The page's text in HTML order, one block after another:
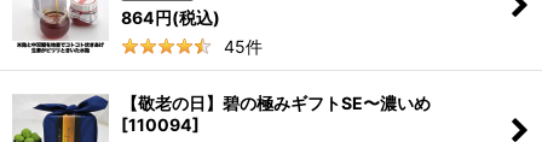
864円(税込)
45件
【敬老の日】碧の極みギフトSE〜濃いめ
[110094]